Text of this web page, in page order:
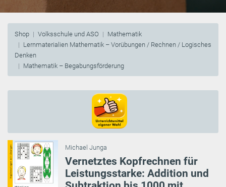
Shop Volksschule und ASO
Mathematik
Lernmaterialien Mathematik – Vorübungen / Rechnen / Logisches
Denken
Mathematik – Begabungsförderung
Michael Junga
Vernetztes Kopfrechnen für
Leistungsstarke: Addition und